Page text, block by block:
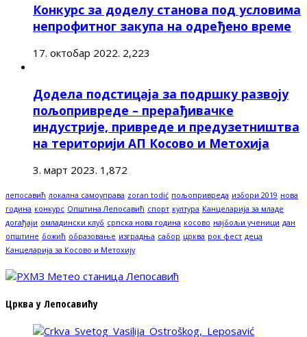
Конкурс за доделу станова под условима
непрофитног закупа на одређено време
17. октобар 2022. 2,223
Додела подстицаја за подршку развоју
пољопривреде – прерађивачке
индустрије, привреде и предузетништва
на територији АП Косово и Метохија
3. март 2023. 1,872
лепосавић локална самоуправа zoran todić пољопривреда избори 2019 нова
година конкурс Општина Лепосавић спорт култура Канцеларија за младе
догађаји омладински клуб српска нова година косово најбољи ученици дан
општине божић образовање изградња сабор црква рок фест деца
Канцеларија за Косово и Метохију
Црква у Лепосавићу